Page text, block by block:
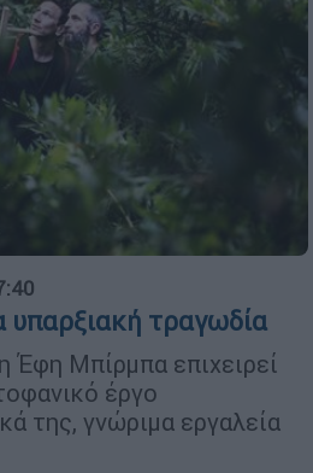
τραγωδία
Έφη Μπίρμπα επιχειρεί
έργο
της, γνώριμα εργαλεία